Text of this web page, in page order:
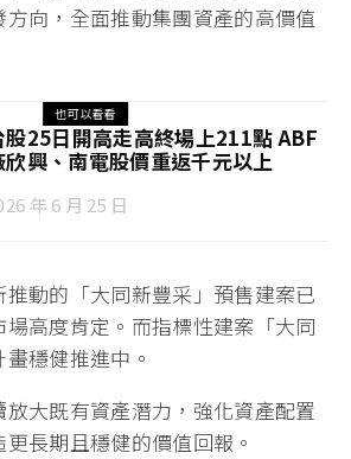
向，全面推動集團資產的高價值
也可以看看
股25日開高走高終場上211點 ABF
欣興、南電股價重返千元以上
年 6 月 25 日
推動的「大同新豐采」預售建案已
高度肯定。而指標性建案「大同
穩健推進中。
大既有資產潛力，強化資產配置
長期且穩健的價值回報。